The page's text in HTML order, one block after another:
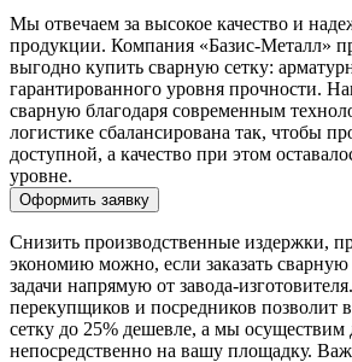
Мы отвечаем за высокое качество и
продукции. Компания «Базис-Металл»
выгодно купить сварную сетку:
гарантированного уровня прочности.
сварную благодаря современным
логистике сбалансирована так, чтобы
доступной, а качество при этом
уровне.
Оформить заявку
Снизить производственные издержки,
экономию можно, если заказать
задачи напрямую от завода-
перекупщиков и посредников позволит
сетку до 25% дешевле, а мы осуществим
непосредственно на вашу площадку.